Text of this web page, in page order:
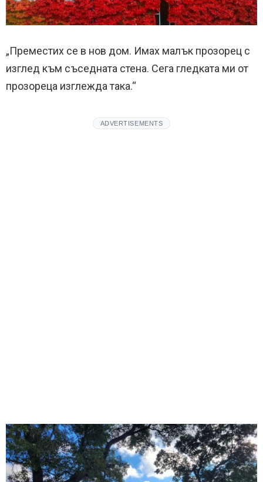
„Преместих се в нов дом. Имах малък прозорец с
изглед към съседната стена. Сега гледката ми от
прозореца изглежда така.“
ADVERTISEMENTS